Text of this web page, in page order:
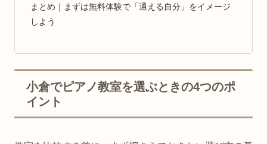
まとめ｜まずは無料体験で「通える自分」をイメージ
しよう
小倉でピアノ教室を選ぶときの4つのポ
イント